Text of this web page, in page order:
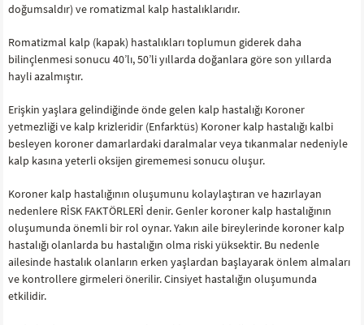
doğumsaldır) ve romatizmal kalp hastalıklarıdır.
Romatizmal kalp (kapak) hastalıkları toplumun giderek daha
bilinçlenmesi sonucu 40’lı, 50’li yıllarda doğanlara göre son yıllarda
hayli azalmıştır.
Erişkin yaşlara gelindiğinde önde gelen kalp hastalığı Koroner
yetmezliği ve kalp krizleridir (Enfarktüs) Koroner kalp hastalığı kalbi
besleyen koroner damarlardaki daralmalar veya tıkanmalar nedeniyle
kalp kasına yeterli oksijen girememesi sonucu oluşur.
Koroner kalp hastalığının oluşumunu kolaylaştıran ve hazırlayan
nedenlere RİSK FAKTÖRLERİ denir. Genler koroner kalp hastalığının
oluşumunda önemli bir rol oynar. Yakın aile bireylerinde koroner kalp
hastalığı olanlarda bu hastalığın olma riski yüksektir. Bu nedenle
ailesinde hastalık olanların erken yaşlardan başlayarak önlem almaları
ve kontrollere girmeleri önerilir. Cinsiyet hastalığın oluşumunda
etkilidir.